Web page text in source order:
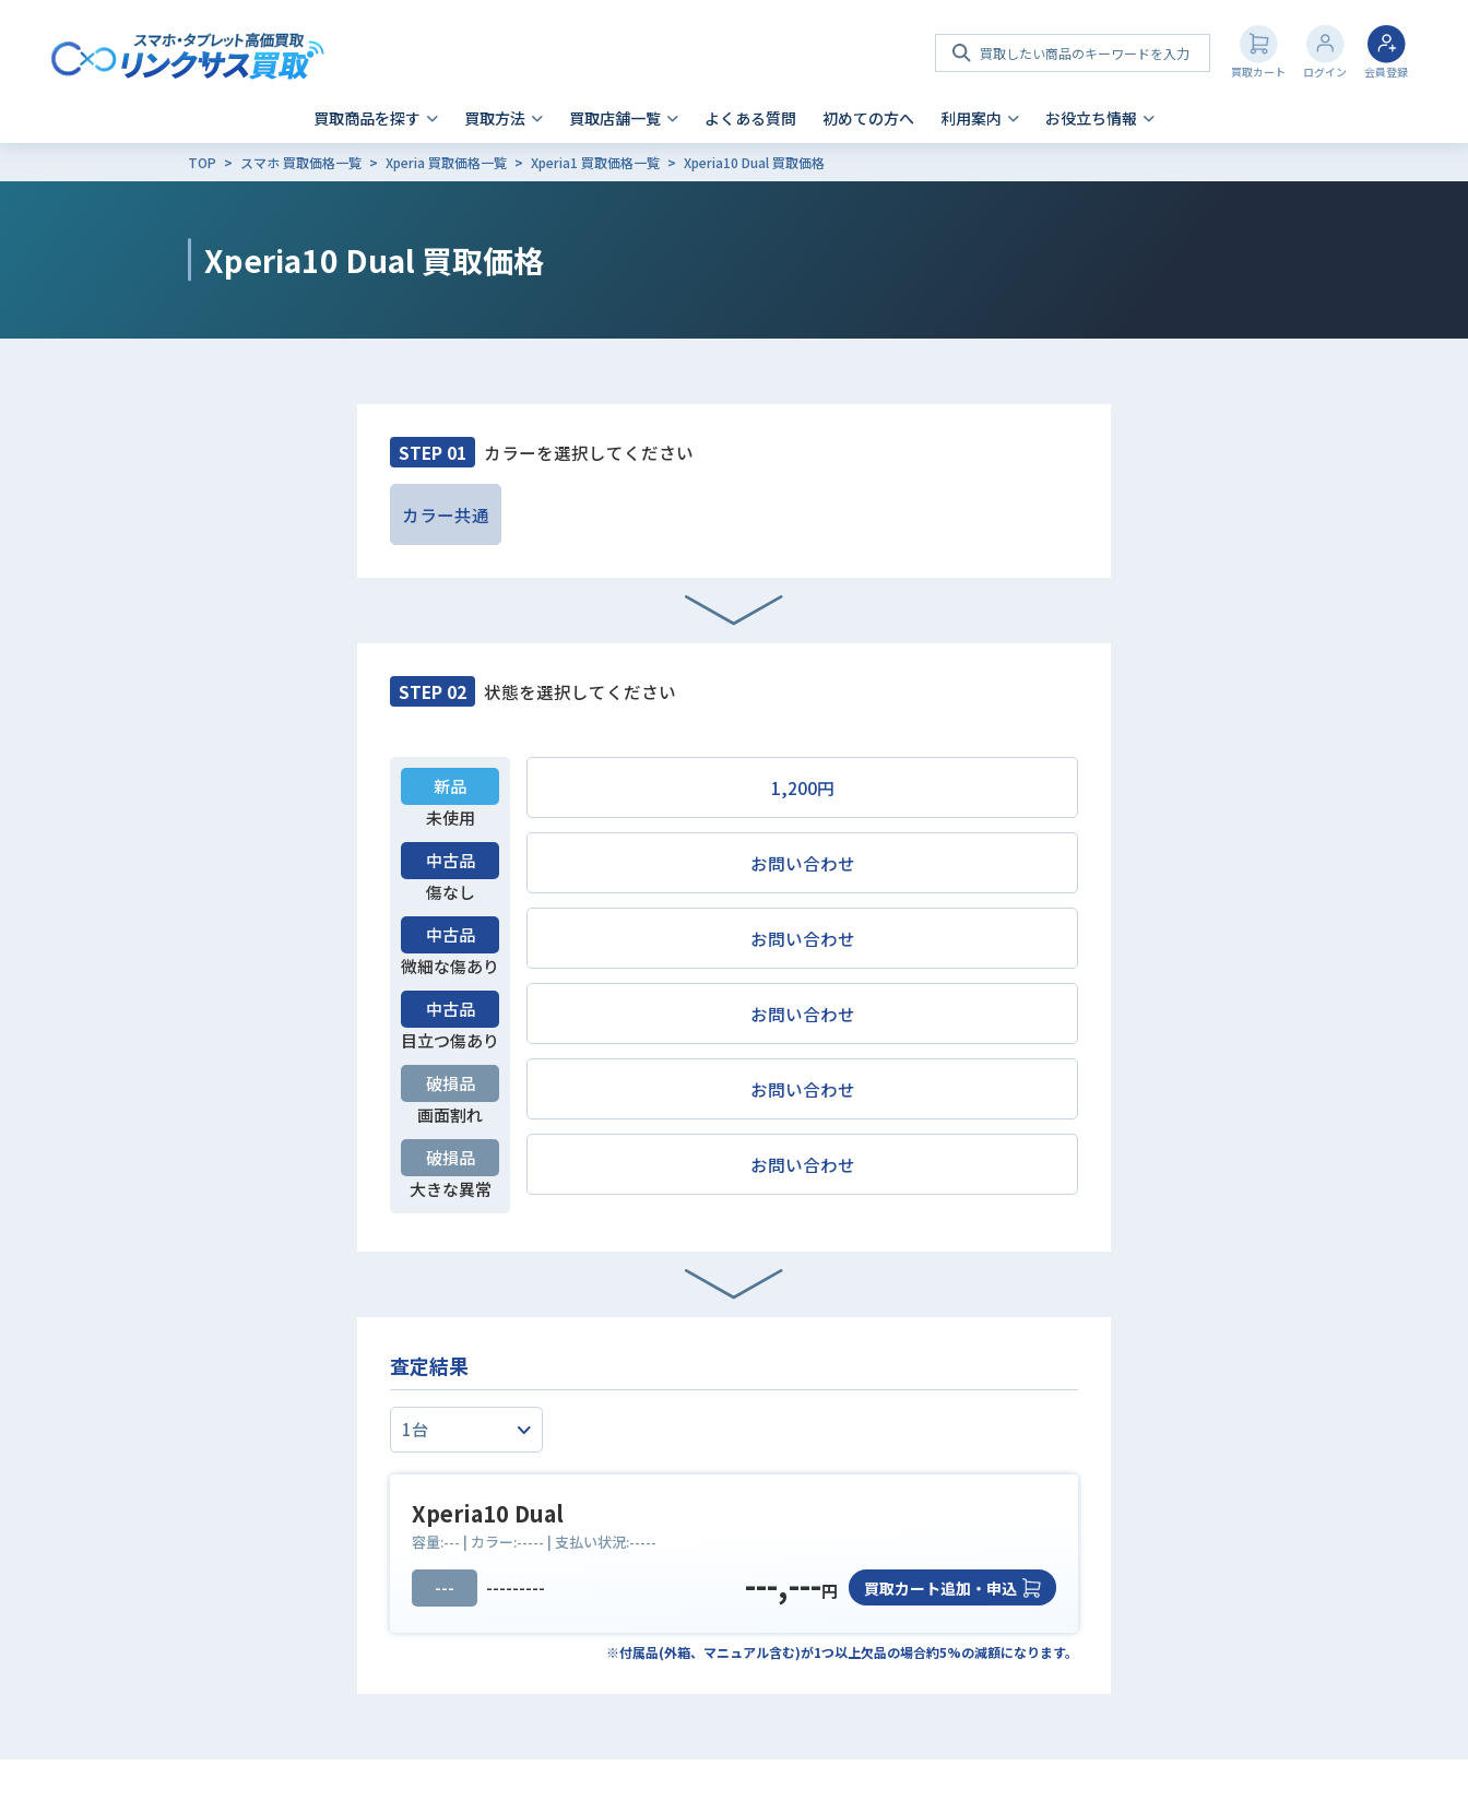
買取カート ログイン 会員登録
買取商品を探す
- Xperia
- Galaxy Tab
買取方法 買取店舗一覧
- 品川 ウィング高輪店
よくある質問 初めての方へ 利用案内 お役立ち情報
TOP スマホ 買取価格一覧 Xperia 買取価格一覧 Xperia1 買取価格一覧 Xperia10 Dual 買取価格
Xperia10 Dual 買取価格
STEP 01 カラーを選択してください
カラー共通
STEP 02 状態を選択してください
新品
未使用
中古品
傷なし
中古品
微細な傷あり
中古品
目立つ傷あり
破損品
画面割れ
破損品
大きな異常
1,200円
お問い合わせ
お問い合わせ
お問い合わせ
お問い合わせ
お問い合わせ
査定結果
Xperia10 Dual
容量:--- | カラー:----- | 支払い状況:-----
--- --------- ---,---円 買取カート追加・申込
※付属品(外箱、マニュアル含む)が1つ以上欠品の場合約5%の減額になります。